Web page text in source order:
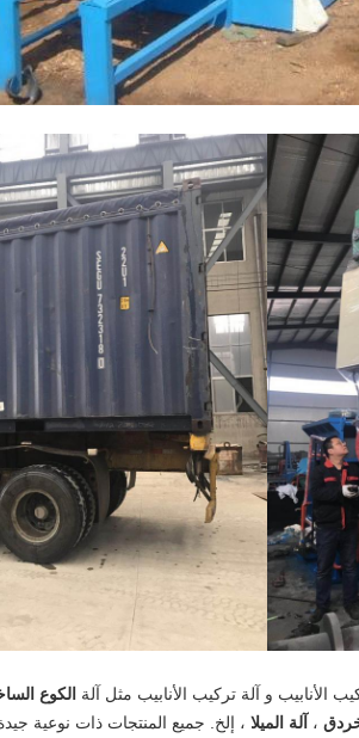
الكوع
، آلة الميلا ، إلخ.
جميع المنتجات ذات نوعية